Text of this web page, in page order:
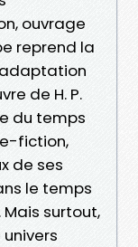
ouvrage
reprend la
de H. P.
du temps
fiction,
de ses
le temps
surtout,